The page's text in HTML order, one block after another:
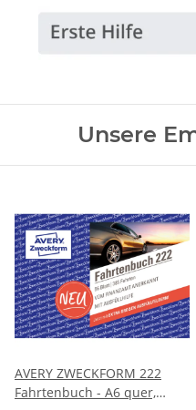
Unsere
AVERY ZWECKFORM 222
Fahrtenbuch - A6 quer,